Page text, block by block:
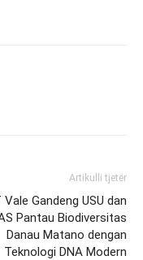
Artikulli tjetër
Vale Gandeng USU dan
Pantau Biodiversitas
Danau Matano dengan
Teknologi DNA Modern